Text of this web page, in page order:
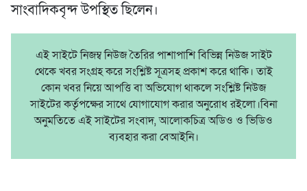
সাংবাদিকবৃন্দ উপস্থিত ছিলেন।
এই সাইটে নিজম্ব নিউজ তৈরির পাশাপাশি বিভিন্ন নিউজ সাইট
থেকে খবর সংগ্রহ করে সংশ্লিষ্ট সূত্রসহ প্রকাশ করে থাকি। তাই
কোন খবর নিয়ে আপত্তি বা অভিযোগ থাকলে সংশ্লিষ্ট নিউজ
সাইটের কর্তৃপক্ষের সাথে যোগাযোগ করার অনুরোধ রইলো।বিনা
অনুমতিতে এই সাইটের সংবাদ, আলোকচিত্র অডিও ও ভিডিও
ব্যবহার করা বেআইনি।